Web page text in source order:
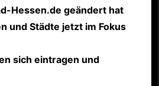
Hessen.de geändert hat
und Städte jetzt im Fokus
sich eintragen und